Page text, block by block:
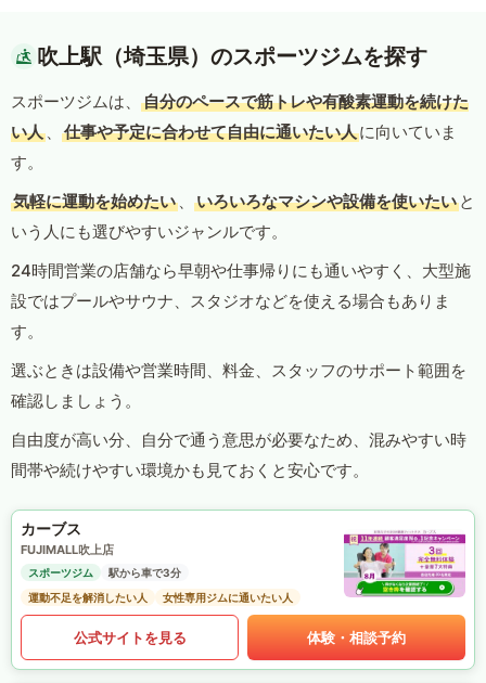
吹上駅（埼玉県）のスポーツジムを探す
スポーツジムは、
自分のペースで筋トレや有酸素運動を続けた
い人 、 仕事や予定に合わせて自由に通いたい人に向いていま
す。
気軽に運動を始めたい 、 いろいろなマシンや設備を使いたい と
いう人にも選びやすいジャンルです。
24時間営業の店舗なら早朝や仕事帰りにも通いやすく、大型施
設ではプールやサウナ、スタジオなどを使える場合もありま
す。
選ぶときは設備や営業時間、料金、スタッフのサポート範囲を
確認しましょう。
自由度が高い分、自分で通う意思が必要なため、混みやすい時
間帯や続けやすい環境かも見ておくと安心です。
カーブス
FUJIMALL吹上店
スポーツジム
駅から車で3分
運動不足を解消したい人
女性専用ジムに通いたい人
公式サイトを見る 体験・相談予約